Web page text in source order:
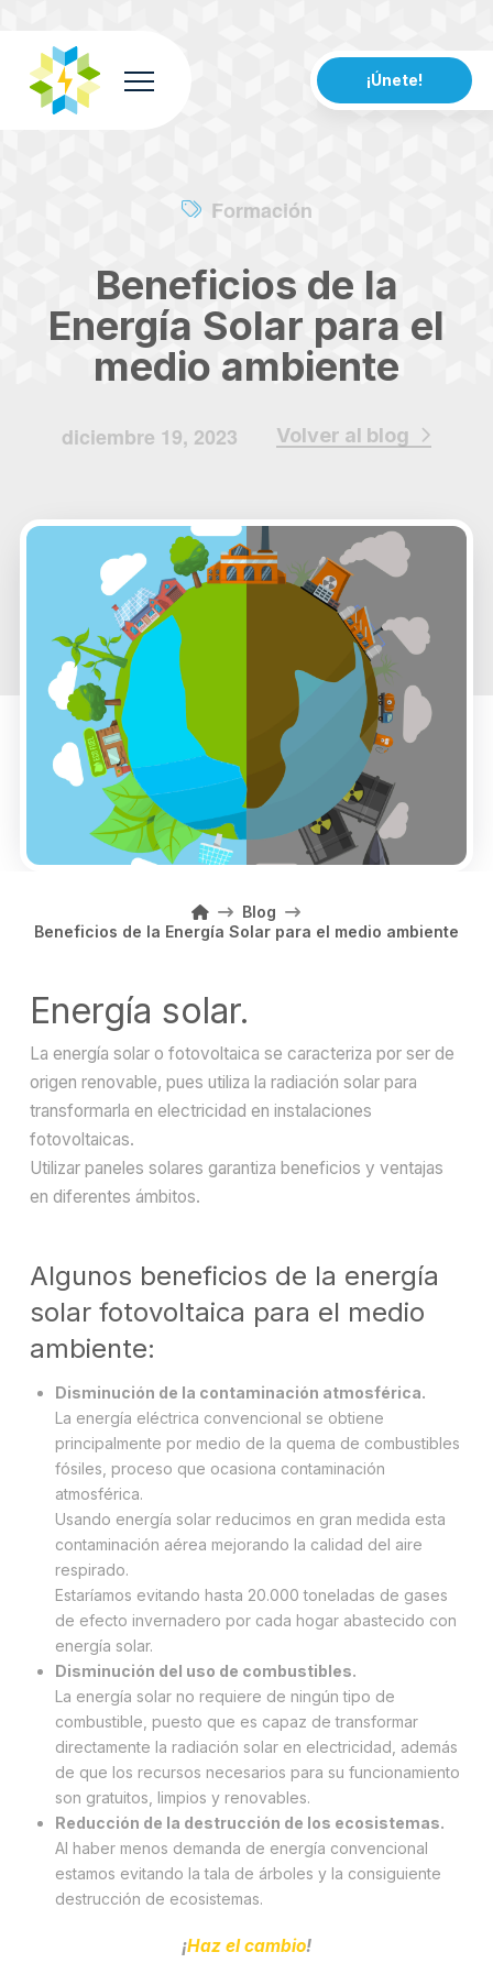
¡Únete!
Formación
Beneficios de la
Energía Solar para el
medio ambiente
diciembre 19, 2023 Volver al blog
HomeBlog
Beneficios de la Energía Solar para el medio ambiente
Energía solar.
La energía solar o fotovoltaica se caracteriza por ser de
origen renovable, pues utiliza la radiación solar para
transformarla en electricidad en instalaciones
fotovoltaicas.
Utilizar paneles solares garantiza beneficios y ventajas
en diferentes ámbitos.
Algunos beneficios de la energía
solar fotovoltaica para el medio
ambiente:
Disminución de la contaminación atmosférica.
La energía eléctrica convencional se obtiene
principalmente por medio de la quema de combustibles
fósiles, proceso que ocasiona contaminación
atmosférica.
Usando energía solar reducimos en gran medida esta
contaminación aérea mejorando la calidad del aire
respirado.
Estaríamos evitando hasta 20.000 toneladas de gases
de efecto invernadero por cada hogar abastecido con
energía solar.
Disminución del uso de combustibles.
La energía solar no requiere de ningún tipo de
combustible, puesto que es capaz de transformar
directamente la radiación solar en electricidad, además
de que los recursos necesarios para su funcionamiento
son gratuitos, limpios y renovables.
Reducción de la destrucción de los ecosistemas.
Al haber menos demanda de energía convencional
estamos evitando la tala de árboles y la consiguiente
destrucción de ecosistemas.
¡Haz el cambio!